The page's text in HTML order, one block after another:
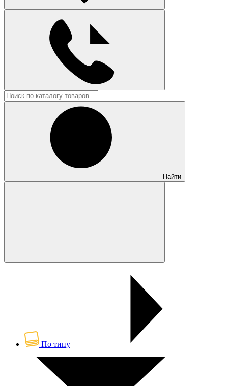
Найти
По типу